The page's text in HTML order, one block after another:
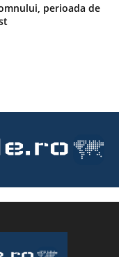
perioada de